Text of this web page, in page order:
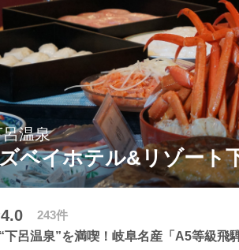
温泉
ベイホテル&リゾート
4.0
243件
下呂温泉”を満喫！岐阜名産「A5等級飛騨